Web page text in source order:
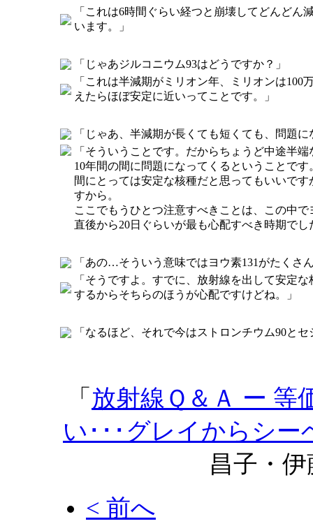
「これは6時間ぐらい経つと崩壊してどんど
います。」
「じゃあジルコニウム93はどうですか？」
「これは半減期がミリオン年、ミリオンは
えたらほぼ安定に近いってことです。」
「じゃあ、半減期が長くても短くても、問題
「そういうことです。だからちょうど中途半
10年間の間に問題になってくるということで
間にとっては安定な核種だと思ってもいいで
すから。
ここでもうひとつ注意すべきことは、この中
直後から20日ぐらいが最も心配すべき時期でし
「あの…そういう意味ではヨウ素131がたくさ
「そうですよ。すでに、放射線を出して安定
するからそちらのほうが心配ですけどね。」
「なるほど、それで今はストロンチウム90と
「 放射線Ｑ＆Ａ ー 等
い･･･グレイからシー
昌子・
< 前へ